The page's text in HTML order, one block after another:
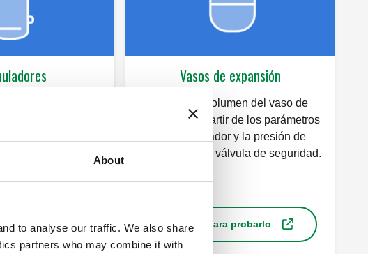
About
to analyse our traffic. We also share
partners who may combine it with
probarlo
Vasos de expansión
Calcula el volumen del vaso de
expansión a partir de los parámetros
del acumulador y la presión de
descarga de la válvula de seguridad.
Haz clic para probarlo